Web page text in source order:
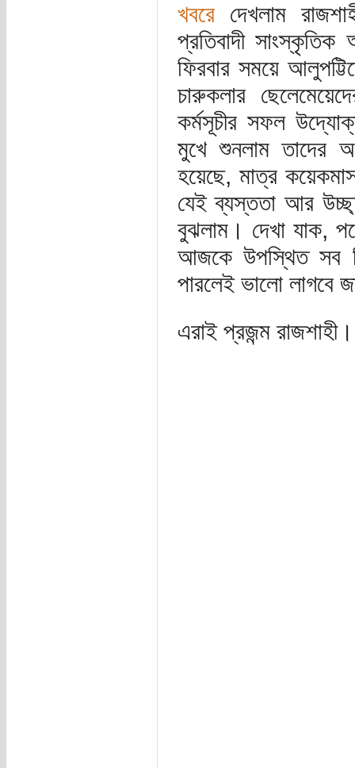
খবরে দেখলাম
প্রতিবাদী
ফিরবার সময়ে
চারুকলার
কর্মসূচীর সফল
মুখে শুনলাম তাদের
হয়েছে, মাত্র
যেই ব্যস্ততা আর
বুঝলাম। দেখা যাক,
আজকে উপস্থিত সব
পারলেই ভালো লাগবে
এরাই প্রজন্ম রাজশাহী।